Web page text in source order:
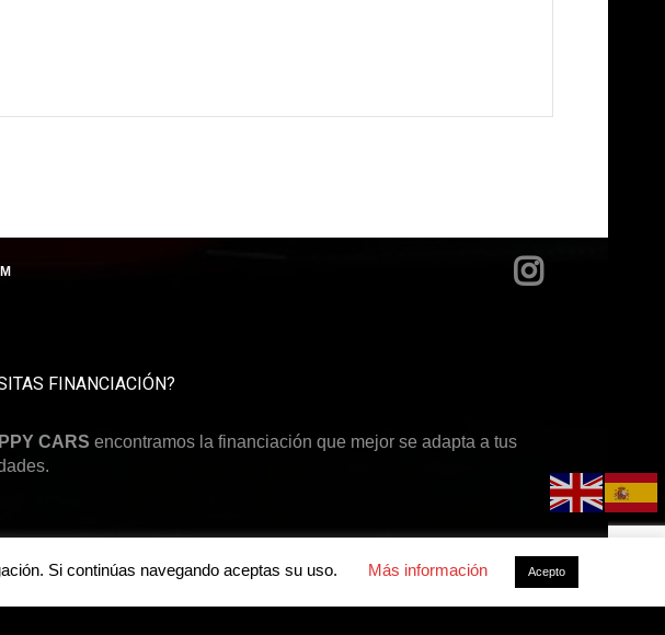
FINANCIACIÓN?
CARS encontramos la financiación que mejor se adapta a tus
Si continúas navegando aceptas su uso. Más información Acepto